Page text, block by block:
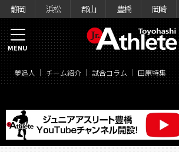
静岡 浜松 郡山 豊橋 岡崎
夢追人 チーム紹介 試合コラム 田原特集
MENU